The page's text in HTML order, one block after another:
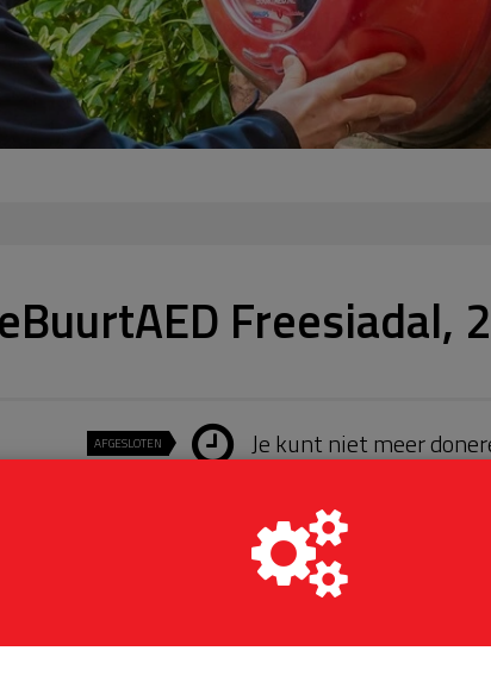
Freesiadal,
AFGESLOTEN Je kunt niet meer